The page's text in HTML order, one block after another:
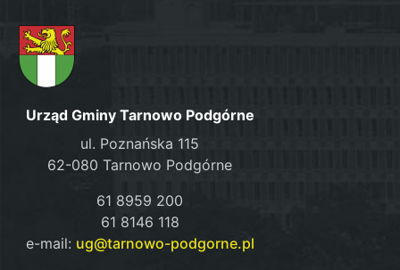
Urząd Gminy Tarnowo Podgórne
ul. Poznańska 115
62-080 Tarnowo Podgórne
61 8959 200
61 8146 118
e-mail: ug@tarnowo-podgorne.pl